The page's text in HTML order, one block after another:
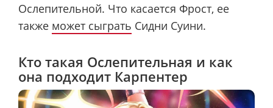
Ослепительной. Что касается Фрост, ее
также может сыграть Сидни Суини.
Кто такая Ослепительная и как
она подходит Карпентер